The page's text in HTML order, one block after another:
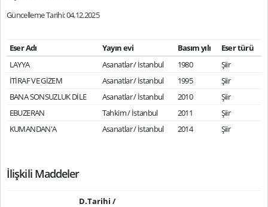
Güncelleme Tarihi: 04.12.2025
Eser Adı Yayın evi Basım yılı
Eser türü
LAYYA
Asanatlar / İstanbul 1980
Şiir
İTİRAF VE GİZEM
Asanatlar / İstanbul 1995
Şiir
BANA SONSUZLUK DİLE
Asanatlar / İstanbul 2010
Şiir
EBUZERAN
Tahkim / İstanbul 2011
Şiir
KUMANDAN'A
Asanatlar / İstanbul 2014 Şiir
İlişkili Maddeler
D.Tarihi /